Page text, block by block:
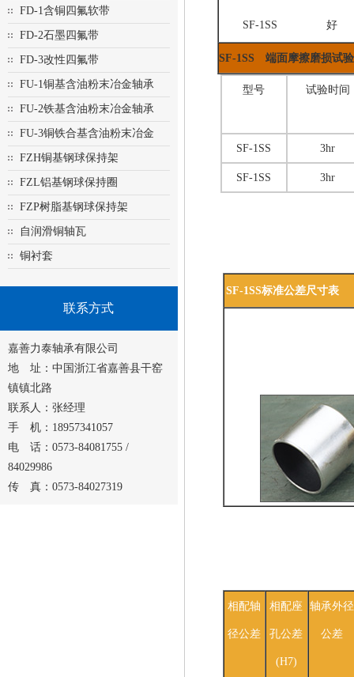
FD-1含铜四氟软带
FD-2石墨四氟带
FD-3改性四氟带
FU-1铜基含油粉末冶金轴承
FU-2铁基含油粉末冶金轴承
FU-3铜铁合基含油粉末冶金
FZH铜基钢球保持架
FZL铝基钢球保持圈
FZP树脂基钢球保持架
自润滑铜轴瓦
铜衬套
联系方式
嘉善力泰轴承有限公司
地 址：中国浙江省嘉善县干窑
镇镇北路
联系人：张经理
手 机：18957341057
电 话：0573-84081755 /
84029986
传 真：0573-84027319
SF-1SS 好
SF-1SS 端面摩擦磨损试验
型号 试验时间
SF-1SS 3hr
SF-1SS 3hr
SF-1SS标准公差尺寸表
相配轴
径公差
相配座
孔公差
(H7)
轴承外径
公差